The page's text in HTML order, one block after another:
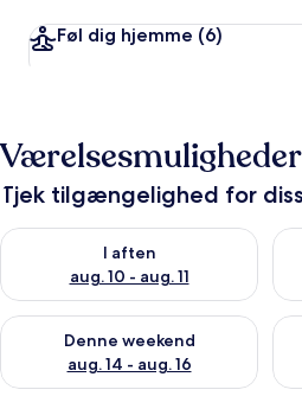
Føl dig hjemme (6)
Værelsesmuligheder
Tjek tilgængelighed for
I aften
aug. 10 - aug. 11
Tjek tilgængelighed for i aften aug.
Denne weekend
aug. 14 - aug. 16
Tjek tilgængelighed for denne